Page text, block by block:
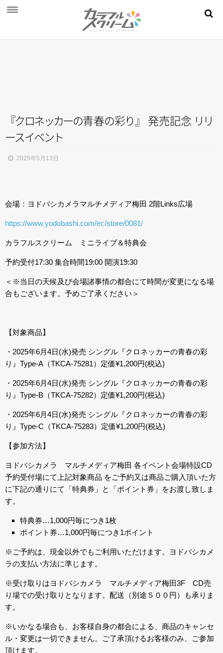
MOVIE
AUDITION
STORE
『クロネッカーの青春の彩り 』 発売記念 リ リ
ースイベント
2025年5月13日
会場：ヨドバシカメラマルチメディア梅田 2階Links広場
https://www.yodobashi.com/ec/store/0081/
カラフルスクリーム ミニライブ＆特典会
予約受付17:30 集合時間19:00 開演19:30
＜※当日の天候及び会場諸事情の都合にて時間が変更になる場
合もございます。予めご了承ください＞
【対象商品】
・2025年6月4日(水)発売 シングル『クロネッカーの青春の彩
り』Type-A（TKCA-75281）定価¥1,200円(税込)
・2025年6月4日(水)発売 シングル『クロネッカーの青春の彩
り』Type-B（TKCA-75282）定価¥1,200円(税込)
・2025年6月4日(水)発売 シングル『クロネッカーの青春の彩
り』Type-C（TKCA-75283）定価¥1,200円(税込)
【参加方法】
ヨドバシカメラ マルチメディア梅田 各イベント会場特設CD
予約受付場にて上記対象商品 をご予約又は商品ご購入頂いた方
に下記の通りにて「特典券」と「ポイント券」をお渡し致しま
す。
特典券…1,000円毎につき1枚
ポイント券…1,000円毎につき1ポイント
※ご予約は、現金以外でもご利用いただけます。ヨドバシカメ
ラの支払い方法に準じます。
※受け取りはヨドバシカメラ マルチメディア梅田3F CD売
り場での受け取りとなります。配送（別途５００円）も承りま
す。
※いかなる場合も、お客様自身の都合による、商品のキャンセ
ル・変更は一切できません。ご了承頂けるお客様のみ、ご参加
頂けます。